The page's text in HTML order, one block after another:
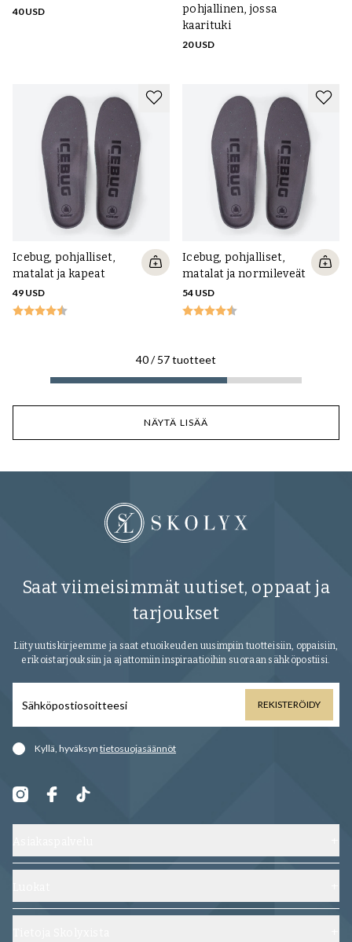
40 USD
pohjallinen, jossa
kaarituki
20 USD
Icebug, pohjalliset,
matalat ja kapeat
49 USD
Icebug, pohjalliset,
matalat ja normileveät
54 USD
40/57tuotteet
NÄYTÄ LISÄÄ
Saat viimeisimmät uutiset, oppaat ja
tarjoukset
Liity uutiskirjeemme ja saat etuoikeuden uusimpiin tuotteisiin, oppaisiin,
erikoistarjouksiin ja ajattomiin inspiraatioihin suoraan sähköpostiisi.
REKISTERÖIDY
Kyllä, hyväksyn tietosuojasäännöt
Ota yhteyttä
Usein kysytyt kysymykset
Kengät